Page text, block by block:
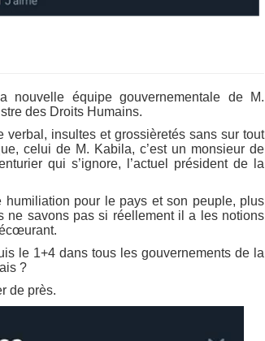
nouvelle équipe gouvernementale de M.
des Droits Humains.
verbal, insultes et grossièretés sans sur tout
celui de M. Kabila, c’est un monsieur de
qui s’ignore, l’actuel président de la
pour le pays et son peuple, plus
ne savons pas si réellement il a les notions
le 1+4 dans tous les gouvernements de la
?
de près.